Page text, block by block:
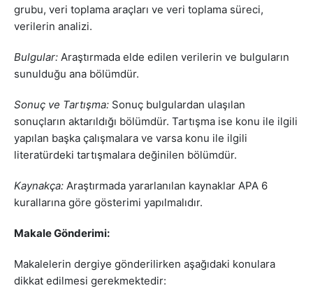
grubu, veri toplama araçları ve veri toplama süreci,
verilerin analizi.
Bulgular: Araştırmada elde edilen verilerin ve bulguların
sunulduğu ana bölümdür.
Sonuç ve Tartışma:Sonuç bulgulardan ulaşılan
sonuçların aktarıldığı bölümdür. Tartışma ise konu ile ilgili
yapılan başka çalışmalara ve varsa konu ile ilgili
literatürdeki tartışmalara değinilen bölümdür.
Kaynakça: Araştırmada yararlanılan kaynaklar APA 6
kurallarına göre gösterimi yapılmalıdır.
Makale Gönderimi:
Makalelerin dergiye gönderilirken aşağıdaki konulara
dikkat edilmesi gerekmektedir: